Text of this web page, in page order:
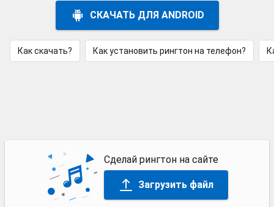
СКАЧАТЬ ДЛЯ ANDROID
Как скачать? Как установить рингтон на телефон?
Сделай рингтон на сайте
Загрузить файл